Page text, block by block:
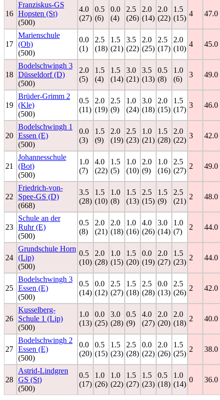
16
Franziskus-GS
Hopsten (St)
(500)
4.0
(27)
0.5
(6)
0.0
(4)
2.5
(26)
2.0
(14)
2.0
(22)
1.5
(15)
4 47.0
17
Marienschule
(Ob)
(500)
0.0
(1)
2.5
(18)
1.5
(21)
3.5
(22)
2.0
(25)
2.5
(17)
2.0
(10)
4 45.0
18
Bodelschwingh 3
Düsseldorf (D)
(500)
2.0
(5)
1.5
(4)
1.5
(14)
3.0
(21)
3.5
(13)
0.5
(8)
1.0
(6)
3 49.0
19
Brüder-Grimm 2
(Kle)
(500)
0.5
(11)
2.0
(19)
2.5
(9)
1.0
(24)
3.0
(18)
2.0
(15)
1.5
(17)
3 46.0
20
Bodelschwingh 1
Essen (E)
(500)
0.0
(3)
1.5
(9)
2.0
(19)
2.5
(23)
1.0
(21)
1.5
(28)
2.0
(22)
3 42.0
21
Johannesschule
(Bot)
(500)
1.0
(7)
4.0
(22)
1.5
(5)
1.0
(10)
2.0
(9)
1.0
(16)
2.5
(27)
2 49.0
22
Friedrich-von-
Spee-GS (D)
(668)
3.5
(28)
1.5
(10)
1.0
(8)
1.5
(13)
2.5
(15)
1.5
(9)
2.5
(21)
2 48.0
23
Schule an der
Ruhr (E)
(500)
0.5
(8)
2.0
(21)
2.0
(18)
1.0
(16)
4.0
(26)
3.0
(14)
1.0
(7)
2 44.0
24
Grundschule Horn
(Lip)
(500)
0.5
(10)
2.0
(28)
1.0
(15)
1.5
(20)
0.0
(19)
2.0
(27)
1.5
(23)
2 44.0
25
Bodelschwingh 3
Essen (E)
(500)
0.5
(14)
0.0
(12)
2.5
(27)
1.5
(18)
2.5
(28)
0.0
(13)
2.5
(26)
2 42.0
26
Kusselberg-
Schule 1 (Lip)
(500)
1.0
(13)
0.0
(25)
3.0
(28)
0.5
(9)
4.0
(27)
2.0
(20)
2.0
(18)
2 40.0
27
Bodelschwingh 2
Essen (E)
(500)
0.0
(20)
0.5
(15)
1.5
(23)
2.5
(28)
0.0
(22)
2.0
(26)
1.5
(25)
2 38.0
28
Astrid-Lindgren
GS (St)
(500)
0.5
(17)
1.0
(26)
1.0
(22)
1.5
(27)
1.5
(23)
0.5
(18)
1.0
(14)
0 36.0